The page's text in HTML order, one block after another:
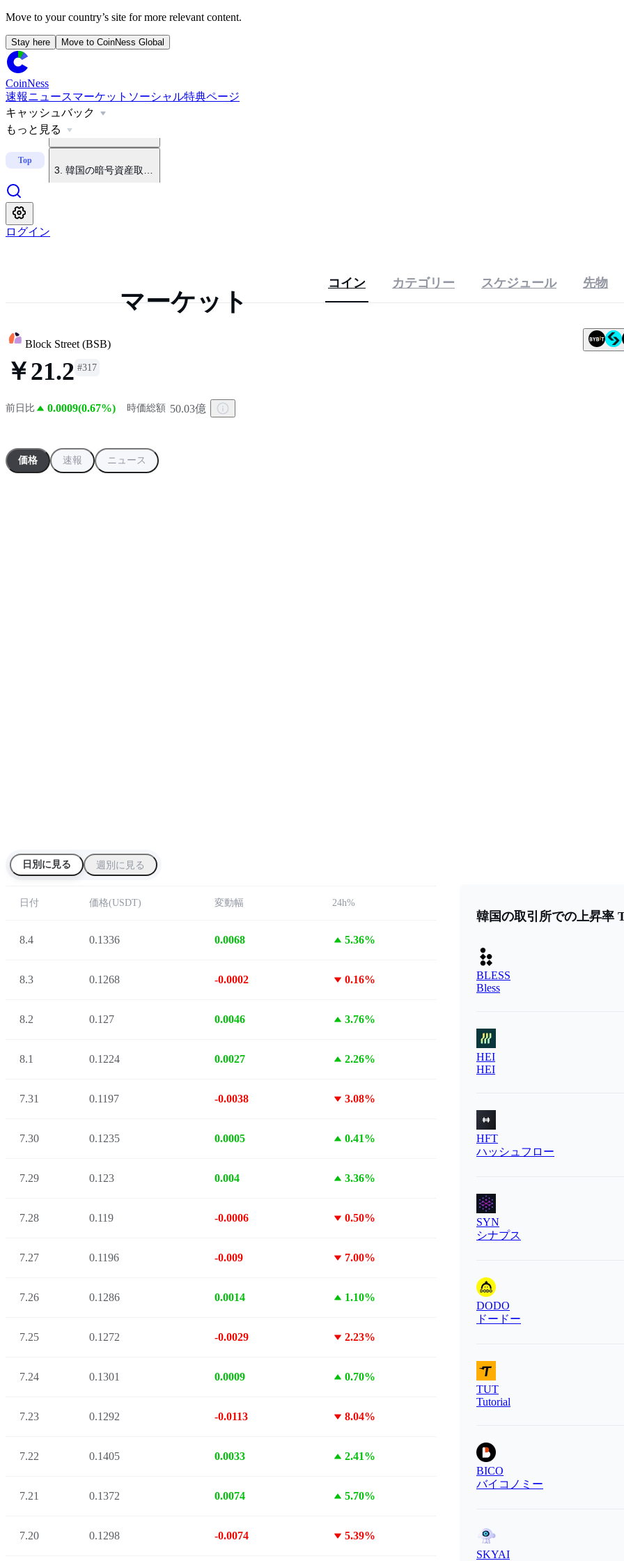
Move to your country’s site for more relevant content.
Stay here Move to CoinNess Global
CoinNess
速報ニュースマーケット ソーシャル特典ページ
キャッシュバック
もっと見る
Top
2.イラン・オマーン、ホルムズ海峡協定草案で合意
ログイン
マーケット
コイン カテゴリー スケジュール 先物
Block Street (BSB)
￥21.2 #317
前日比 0.0009(0.67%) 時価総額 50.03億
価格 速報 ニュース
日別に見る 週別に見る
日付 価格(USDT) 変動幅 24h%
8.4 0.1336 0.0068 5.36%
8.3 0.1268 -0.0002 0.16%
8.2 0.127 0.0046 3.76%
8.1 0.1224 0.0027 2.26%
7.31 0.1197 -0.0038 3.08%
7.30 0.1235 0.0005 0.41%
7.29 0.123 0.004 3.36%
7.28 0.119 -0.0006 0.50%
7.27 0.1196 -0.009 7.00%
7.26 0.1286 0.0014 1.10%
7.25 0.1272 -0.0029 2.23%
7.24 0.1301 0.0009 0.70%
7.23 0.1292 -0.0113 8.04%
7.22 0.1405 0.0033 2.41%
7.21 0.1372 0.0074 5.70%
7.20 0.1298 -0.0074 5.39%
韓国の取引所での上昇率
BLESS
Bless
HEI
HEI
HFT
ハッシュフロー
SYN
シナプス
DODO
ドードー
TUT
Tutorial
BICO
バイコノミー
SKYAI